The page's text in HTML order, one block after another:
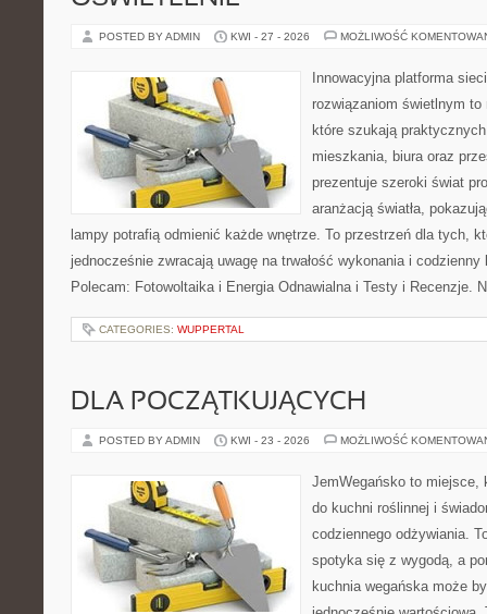
POSTED BY ADMIN KWI - 27 - 2026 MOŻLIWOŚĆ
Innowacyjna platforma
rozwiązaniom świetlnym
które szukają
mieszkania, biura oraz
prezentuje szeroki świat
aranżacją światła,
lampy potrafią odmienić każde wnętrze. To przestrzeń dla tych,
jednocześnie zwracają uwagę na trwałość wykonania i
Polecam: Fotowoltaika i Energia Odnawialna i Testy i Recenzje.
CATEGORIES: WUPPERTAL
DLA POCZĄTKUJĄCYCH
POSTED BY ADMIN KWI - 23 - 2026 MOŻLIWOŚĆ
JemWegańsko to miejsce,
do kuchni roślinnej i
codziennego odżywiania.
spotyka się z wygodą, a
kuchnia wegańska może